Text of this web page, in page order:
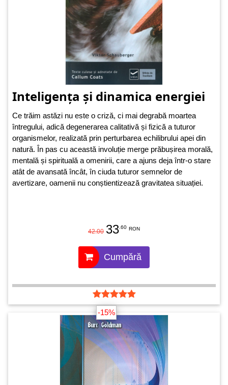
Inteligența și dinamica energiei
Ce trăim astăzi nu este o criză, ci mai degrabă moartea
întregului, adică degenerarea calitativă și fizică a tuturor
organismelor, realizată prin perturbarea echilibrului apei din
natură. În pas cu această involuție merge prăbușirea morală,
mentală și spirituală a omenirii, care a ajuns deja într-o stare
atât de avansată încât, în ciuda tuturor semnelor de
avertizare, oamenii nu conștientizează gravitatea situației.
42.00 33 .60 RON
Cumpără
-15%